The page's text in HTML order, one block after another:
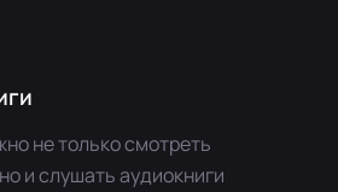
не только смотреть
и слушать аудиокниги